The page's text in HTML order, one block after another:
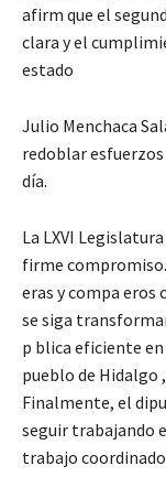
afirm que el
clara y el
estado
Julio Menchaca
redoblar
día.
La LXVI
firme
eras y compa eros
se siga
p blica eficiente
pueblo de Hidalgo
Finalmente, el
seguir trabajando
trabajo